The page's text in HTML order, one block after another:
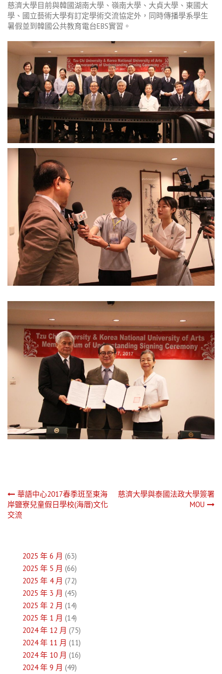
慈濟大學目前與韓國湖南大學、嶺南大學、大貞大學、東國大
學、國立藝術大學有訂定學術交流協定外，同時傳播學系學生
暑假並到韓國公共教育電台EBS實習。
文
章
覽
華語中心2017春季班至東海
岸鹽寮兒童假日學校(海厝)文化
交流
慈濟大學與泰國法政大學簽署
MOU
2025 年 6 月 (63)
2025 年 5 月 (66)
2025 年 4 月 (72)
2025 年 3 月 (45)
2025 年 2 月 (14)
2025 年 1 月 (14)
2024 年 12 月 (75)
2024 年 11 月 (11)
2024 年 10 月 (16)
2024 年 9 月 (49)